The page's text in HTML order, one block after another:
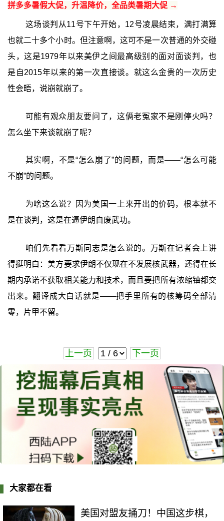
拼多多暑假大促，升温降价，全品类暑期大促 →
这场谈判从11号下午开始，12号凌晨结束，满打满算
也就二十多个小时。但注意啊，这可不是一次普通的外交碰
头，这是1979年以来美伊之间最高级别的面对面谈判，也
是自2015年以来的第一次直接谈。就这么金贵的一次历史
性会晤，说崩就崩了。
可能有观众朋友要问了，这俩老冤家不是刚停火吗？
怎么坐下来谈就崩了呢？
其实啊，不是“怎么崩了”的问题，而是——“怎么可能
不崩”的问题。
为啥这么说？因为美国一上来开出的价码，根本就不
是在谈判，这是在逼伊朗自废武功。
咱们先看看万斯同志是怎么说的。万斯在记者会上讲
得挺明白：美方要求伊朗不仅现在不发展核武器，还得在长
期内承诺不获取相关能力和技术，而且要把所有浓缩铀都交
出来。翻译成大白话就是——把手里所有的核筹码全部清
零，片甲不留。
上一页 下一页
大家都在看
美国对盟友捅刀！中国这步棋，